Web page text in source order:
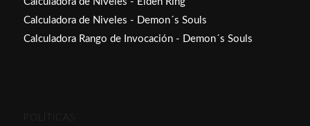
Calculadora de Niveles - Demon´s Souls
Calculadora Rango de Invocación - Demon´s Souls
POLÍTICAS